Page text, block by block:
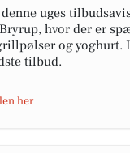
uges
hvor der er
og yoghurt.
tilbud.
her